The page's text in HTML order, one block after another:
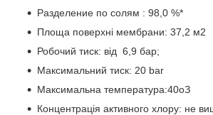
Разделение по солям : 98,0 %*
Площа поверхні мембрани: 37,2 м2
Робочий тиск: від 6,9 бар;
Максимальний тиск: 20 bar
Максимальна температура:40оЗ
Концентрація активного хлору: не